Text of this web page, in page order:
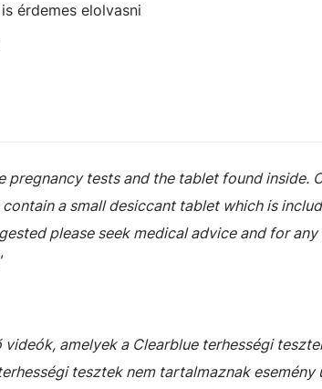
érdemes elolvasni
tests and the tablet found inside.
a small desiccant tablet which is
please seek medical advice and for
amelyek a Clearblue terhességi
tesztek nem tartalmaznak esemény